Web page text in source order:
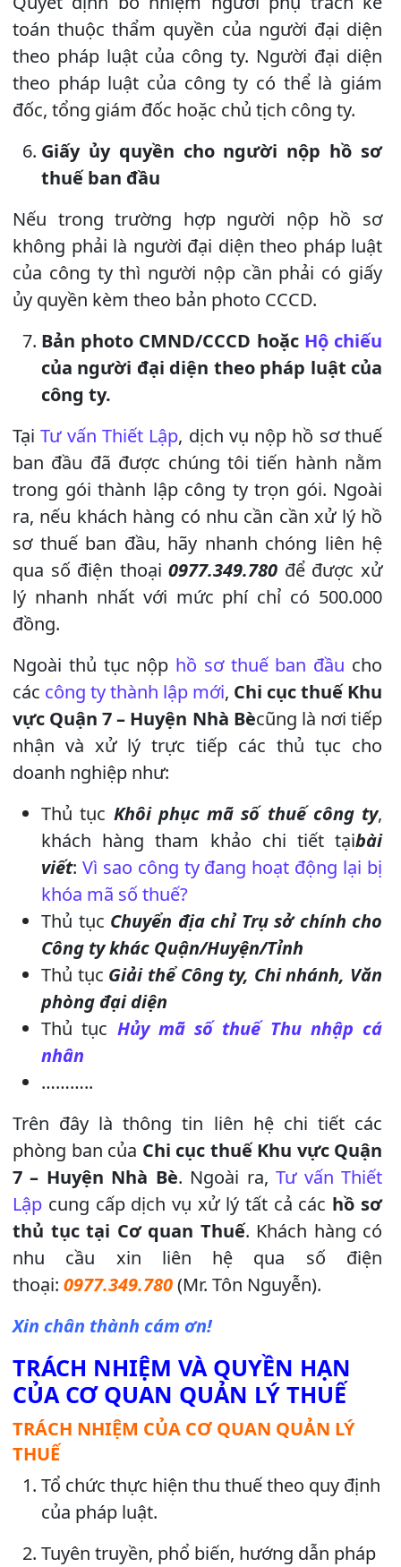
toán thuộc thẩm quyền của người đại diện
theo pháp luật của công ty. Người đại diện
theo pháp luật của công ty có thể là giám
đốc, tổng giám đốc hoặc chủ tịch công ty.
Giấy ủy quyền cho người nộp hồ sơ
thuế ban đầu
Nếu trong trường hợp người nộp hồ sơ
không phải là người đại diện theo pháp luật
của công ty thì người nộp cần phải có giấy
ủy quyền kèm theo bản photo CCCD.
Bản photo CMND/CCCD hoặc Hộ chiếu
của người đại diện theo pháp luật của
công ty.
TạiTư vấn Thiết Lập, dịch vụ nộp hồ sơ thuế
ban đầu đã được chúng tôi tiến hành nằm
trong gói thành lập công ty trọn gói. Ngoài
ra, nếu khách hàng có nhu cần cần xử lý hồ
sơ thuế ban đầu, hãy nhanh chóng liên hệ
qua số điện thoại0977.349.780 để được xử
lý nhanh nhất với mức phí chỉ có 500.000
đồng.
Ngoài thủ tục nộp hồ sơ thuế ban đầu cho
các công ty thành lập mới, Chi cục thuế Khu
vực Quận 7 – Huyện Nhà Bècũng là nơi tiếp
nhận và xử lý trực tiếp các thủ tục cho
doanh nghiệp như:
Thủ tục Khôi phục mã số thuế công ty,
khách hàng tham khảo chi tiết tạibài
viết: Vì sao công ty đang hoạt động lại bị
khóa mã số thuế?
Thủ tục Chuyển địa chỉ Trụ sở chính cho
Công ty khác Quận/Huyện/Tỉnh
Thủ tục Giải thể Công ty, Chi nhánh, Văn
phòng đại diện
Thủ tục Hủy mã số thuế Thu nhập cá
nhân
………..
Trên đây là thông tin liên hệ chi tiết các
phòng ban của Chi cục thuế Khu vực Quận
7 – Huyện Nhà Bè. Ngoài ra,Tư vấn Thiết
Lập cung cấp dịch vụ xử lý tất cả các hồ sơ
thủ tục tại Cơ quan Thuế. Khách hàng có
nhu cầu xin liên hệ qua số điện
thoại: 0977.349.780(Mr. Tôn Nguyễn).
Xin chân thành cám ơn!
TRÁCH NHIỆM VÀ QUYỀN HẠN
CỦA CƠ QUAN QUẢN LÝ THUẾ
TRÁCH NHIỆM CỦA CƠ QUAN QUẢN LÝ
THUẾ
Tổ chức thực hiện thu thuế theo quy định
của pháp luật.
Tuyên truyền, phổ biến, hướng dẫn pháp